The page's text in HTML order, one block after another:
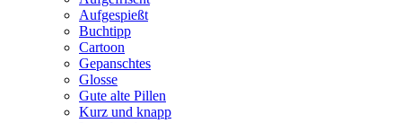
Aufgespießt
Buchtipp
Cartoon
Gepanschtes
Glosse
Gute alte Pillen
Kurz und knapp